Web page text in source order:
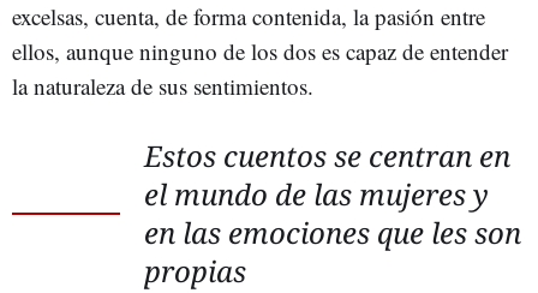
excelsas, cuenta, de forma contenida, la pasión entre
ellos, aunque ninguno de los dos es capaz de entender
la naturaleza de sus sentimientos.
Estos cuentos se centran en
el mundo de las mujeres y
en las emociones que les son
propias